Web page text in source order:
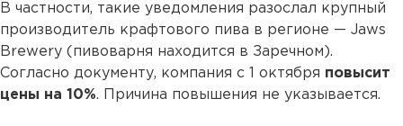
В частности, такие уведомления разослал крупный
производитель крафтового пива в регионе — Jaws
Brewery (пивоварня находится в Заречном).
Согласно документу, компания с 1 октября повысит
цены на 10%. Причина повышения не указывается.